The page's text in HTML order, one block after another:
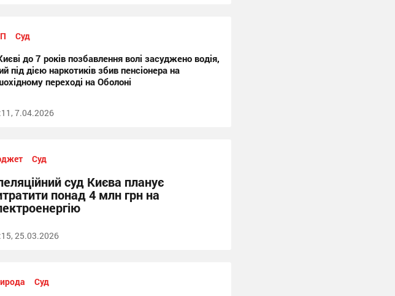
Суд
до 7 років позбавлення волі засуджено водія,
під дією наркотиків збив пенсіонера на
переході на Оболоні
7.04.2026
Суд
суд Києва планує
понад 4 млн грн на
25.03.2026
Суд